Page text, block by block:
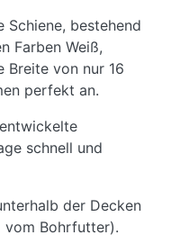
Schiene, bestehend
Farben Weiß,
Breite von nur 16
perfekt an.
schnell und
der Decken
vom Bohrfutter).